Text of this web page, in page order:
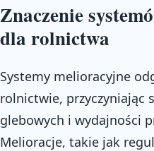
Znaczenie
dla rolnictwa
Systemy melioracyjne
rolnictwie, przyczyniając
glebowych i wydajności
Melioracje, takie jak